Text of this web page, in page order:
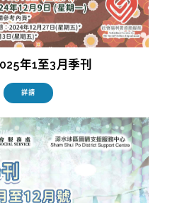
年1至3月季刊
詳請